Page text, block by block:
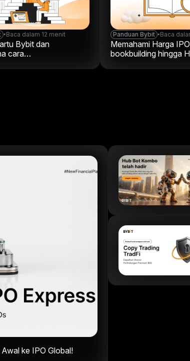
•Baca dalam 12 menit
Bybit dan
cara
Panduan Bybit •Baca
Memahami Harga
bookbuilding hingga
ke IPO Global!